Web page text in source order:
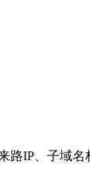
IP、子域名